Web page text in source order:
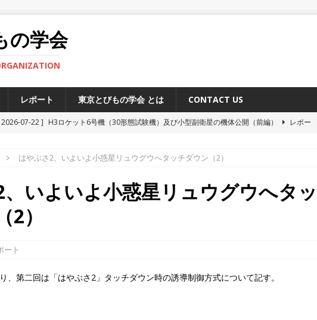
の学会
レポート 東京とびもの学会 とは CONTACT US
2026-07-22 ] H3ロケット6号機（30形態試験機）及び小型副衛星の機体公開（前編）
レポー
[ 2025-12-12 ] JAXA小笠原追跡所50周年記念式典と施設公開
レポート
11-29 ]
準天頂衛星システム「みちびき」に関するメディア向け説明会
レポート
[ 2025-06-27 ]
新型宇宙ステーション補給機（HTV-X）1号機 機体公開
レポート
[ 2026-07-30 ]
はやぶさ2、いよいよ小惑星リュウグウへタッチダウン（2）
いよいよ小惑星リュウグウへタッ
）
ート
、第二回は「はやぶさ2」タッチダウン時の誘導制御方式について記す。